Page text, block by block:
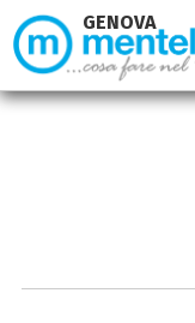
GENOVA